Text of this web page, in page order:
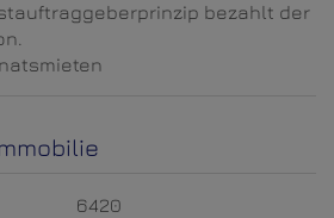
bezahlt der
6420